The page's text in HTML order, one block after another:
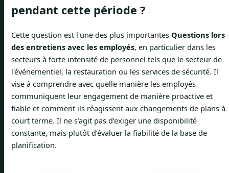
pendant cette période ?
Cette question est l'une des plus importantes Questions lors
des entretiens avec les employés, en particulier dans les
secteurs à forte intensité de personnel tels que le secteur de
l'événementiel, la restauration ou les services de sécurité. Il
vise à comprendre avec quelle manière les employés
communiquent leur engagement de manière proactive et
fiable et comment ils réagissent aux changements de plans à
court terme. Il ne s’agit pas d’exiger une disponibilité
constante, mais plutôt d’évaluer la fiabilité de la base de
planification.